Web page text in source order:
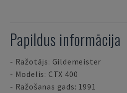
Papildus informācija
- Ražotājs: Gildemeister
- Modelis: CTX 400
- Ražošanas gads: 1991